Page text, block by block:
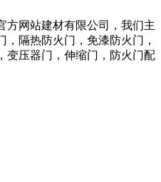
方网站建材有限公司，我们主
隔热防火门，免漆防火门，
变压器门，伸缩门，防火门配